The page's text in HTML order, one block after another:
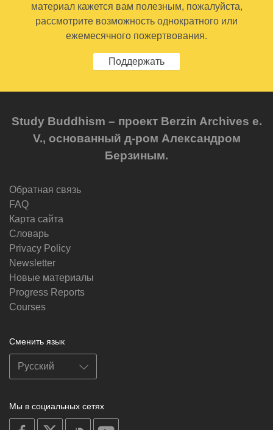
материал кажется вам полезным, пожалуйста,
рассмотрите возможность однократного или
ежемесячного пожертвования.
Поддержать
Study Buddhism – проект Berzin Archives e.
V., основанный д-ром Александром
Берзиным.
Обратная связь
FAQ
Карта сайта
Словарь
Privacy Policy
Newsletter
Новые материалы
Progress Reports
Courses
Сменить язык
Мы в социальных сетях
on